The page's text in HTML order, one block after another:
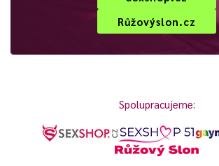
Růžovýslon.cz
Spolupracujeme: